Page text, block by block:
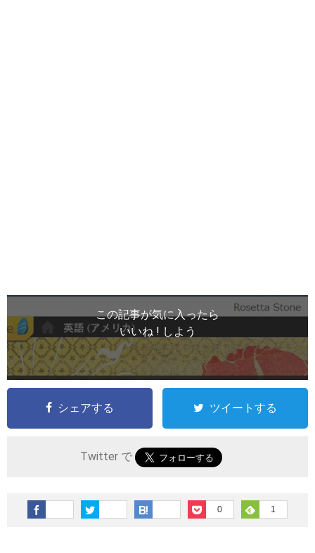
この記事が気に入ったら
いいね ! しよう
シェアする ツイートする
Twitter で
0 1